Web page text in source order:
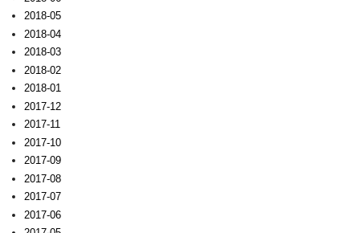
2018-05
2018-04
2018-03
2018-02
2018-01
2017-12
2017-11
2017-10
2017-09
2017-08
2017-07
2017-06